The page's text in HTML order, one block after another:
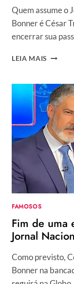
Quem assume o
Bonner é César
encerrar sua
LEIA MAIS QUAL
DA
SAÍDA
DO
DO
JN?
SAIBA
SERÁ
DO
FAMOSOS
Fim de uma
Jornal
Como previsto,
Bonner na